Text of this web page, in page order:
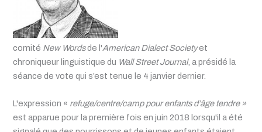
comité New Wordsde l'American Dialect Societyet
chroniqueur linguistique du Wall Street Journal, a présidé la
séance de vote qui s’est tenue le 4 janvier dernier.
L'expression « refuge/centre/camp pour enfants d’âge tendre »
est apparue pour la première fois en juin 2018 lorsqu'il a été